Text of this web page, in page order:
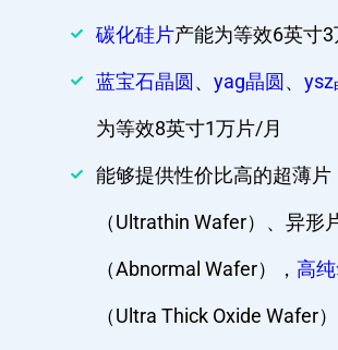
碳化硅片产能为等效6英寸3
蓝宝石晶圆 、 yag晶圆 、 ysz
为等效8英寸1万片/月
能够提供性价比高的超薄片
（Ultrathin Wafer）、异形
（Abnormal Wafer）， 高
（Ultra Thick Oxide Wafer